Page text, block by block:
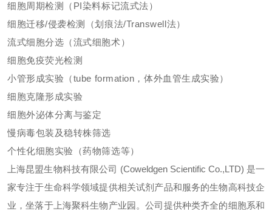
细胞周期检测（PI染料标记流式法）
细胞迁移/侵袭检测（划痕法/Transwell法）
流式细胞分选（流式细胞术）
细胞免疫荧光检测
小管形成实验（tube formation，体外血管生成实验）
细胞克隆形成实验
细胞外泌体分离与鉴定
慢病毒包装及稳转株筛选
个性化细胞实验（药物筛选等）
上海昆盟生物科技有限公司 (Coweldgen Scientific Co.,LTD) 是一
家专注于生命科学领域提供相关试剂产品和服务的生物高科技企
业，坐落于上海聚科生物产业园。公司提供种类齐全的细胞系和